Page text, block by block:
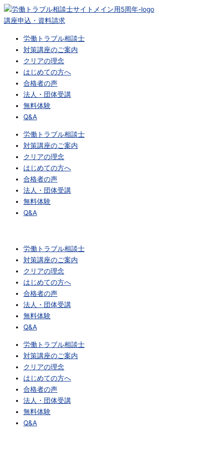
内
容
講座申込・資料請求
労働トラブル相談士
対策講座のご案内
クリアの理念
はじめての方へ
合格者の声
法人・団体受講
無料体験
Q&A
労働トラブル相談士
対策講座のご案内
クリアの理念
はじめての方へ
合格者の声
法人・団体受講
無料体験
Q&A
労働トラブル相談士
対策講座のご案内
クリアの理念
はじめての方へ
合格者の声
法人・団体受講
無料体験
Q&A
労働トラブル相談士
対策講座のご案内
クリアの理念
はじめての方へ
合格者の声
法人・団体受講
無料体験
Q&A